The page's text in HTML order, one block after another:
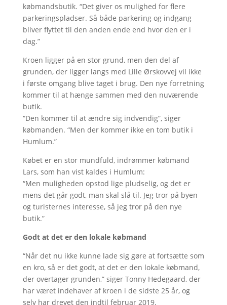
købmandsbutik. “Det giver os mulighed for flere
parkeringspladser. Så både parkering og indgang
bliver flyttet til den anden ende end hvor den er i
dag.”
Kroen ligger på en stor grund, men den del af
grunden, der ligger langs med Lille Ørskovvej vil ikke
i første omgang blive taget i brug. Den nye forretning
kommer til at hænge sammen med den nuværende
butik.
“Den kommer til at ændre sig indvendig”, siger
købmanden. “Men der kommer ikke en tom butik i
Humlum.”
Købet er en stor mundfuld, indrømmer købmand
Lars, som han vist kaldes i Humlum:
“Men muligheden opstod lige pludselig, og det er
mens det går godt, man skal slå til. Jeg tror på byen
og turisternes interesse, så jeg tror på den nye
butik.”
Godt at det er den lokale købmand
“Når det nu ikke kunne lade sig gøre at fortsætte som
en kro, så er det godt, at det er den lokale købmand,
der overtager grunden,” siger Tonny Hedegaard, der
har været indehaver af kroen i de sidste 25 år, og
selv har drevet den indtil februar 2019.